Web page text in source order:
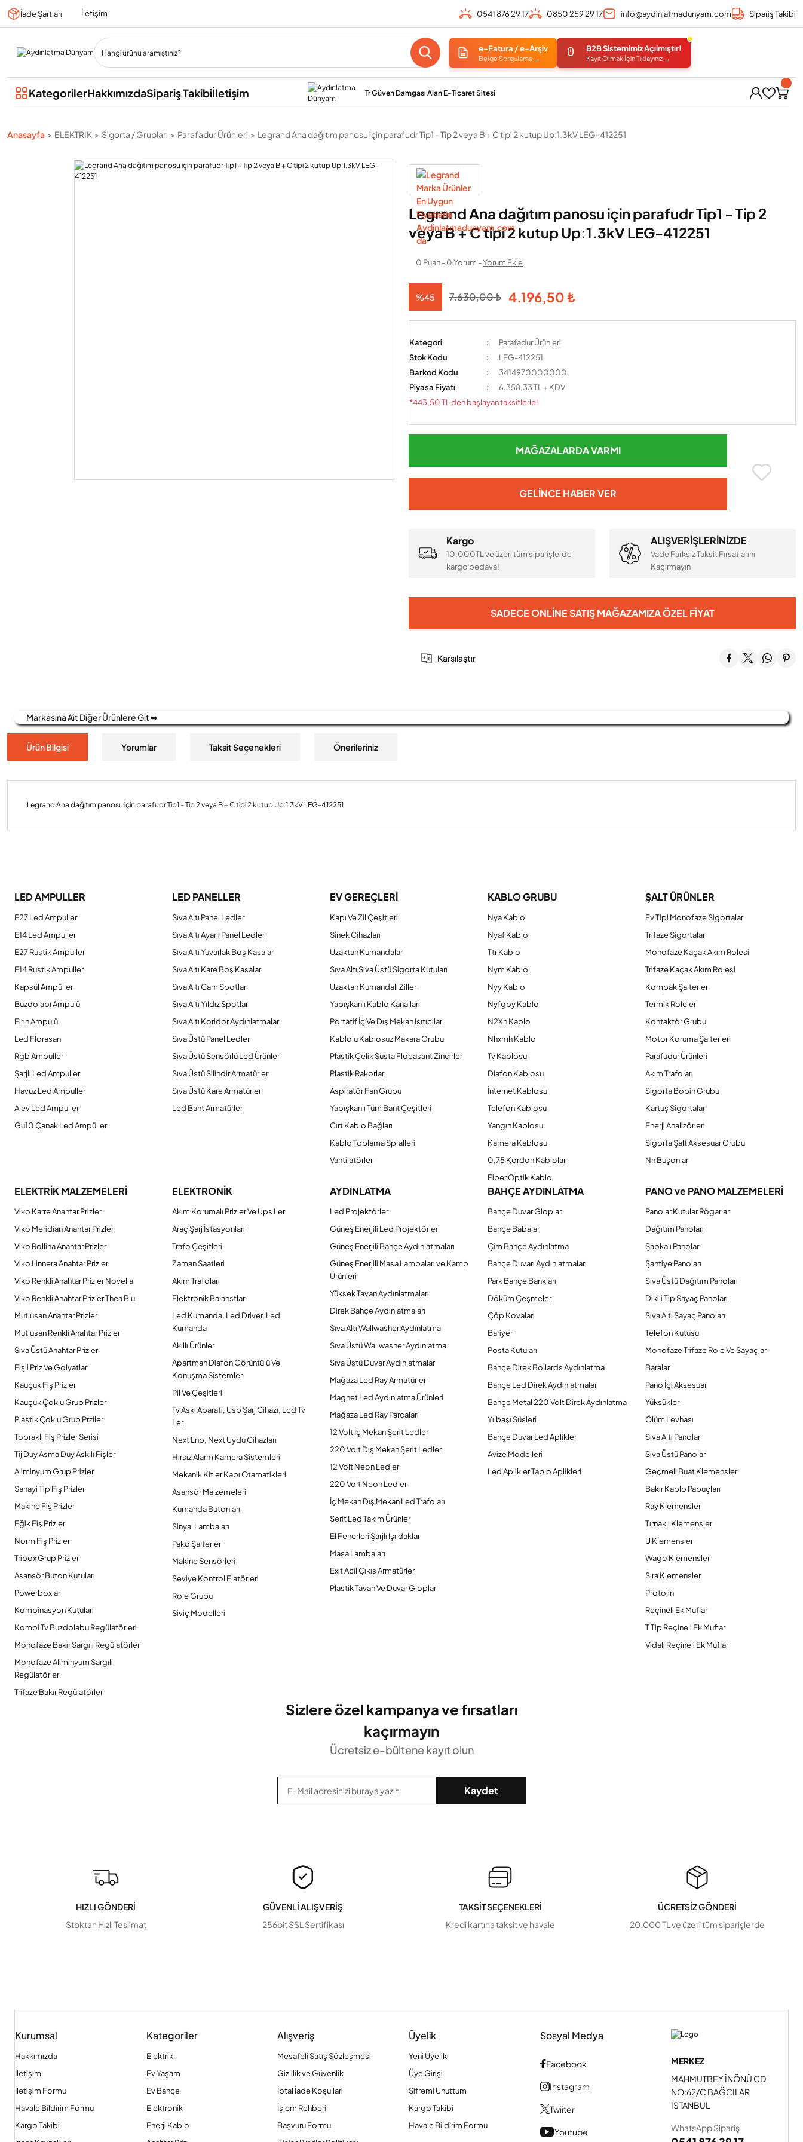
İade Şartları İletişim 0541 876 29 17 0850 259 29 17 info@aydinlatmadunyam.com Sipariş Takibi
e-Fatura / e-Arşiv
Belge Sorgulama →
B2B Sistemimiz Açılmıştır!
Kayıt Olmak İçin Tıklayınız →
KategorilerHakkımızdaSipariş Takibiİletişim Tr Güven Damgası Alan E-Ticaret Sitesi
Anasayfa ELEKTRIK Sigorta / Grupları Parafadur Ürünleri Legrand Ana dağıtım panosu için parafudr Tip1 - Tip 2 veya B + C tipi 2 kutup Up:1.3kV LEG-412251
Legrand Ana dağıtım panosu için parafudr Tip1 - Tip 2
veya B + C tipi 2 kutup Up:1.3kV LEG-412251
0 Puan - 0 Yorum -Yorum Ekle
%45 7.630,00 ₺ 4.196,50 ₺
Kategori
Parafadur Ürünleri
Stok Kodu
LEG-412251
Barkod Kodu
3414970000000
Piyasa Fiyatı
6.358,33 TL + KDV
*443,50 TL den başlayan taksitlerle!
MAĞAZALARDA VARMI
GELINCE HABER VER
Kargo
10.000TL ve üzeri tüm siparişlerde
kargo bedava!
ALIŞVERİŞLERİNİZDE
Vade Farksız Taksit Fırsatlarını
Kaçırmayın
SADECE ONLINE SATIŞ MAĞAZAMIZA ÖZEL FIYAT
Karşılaştır
Markasına Ait Diğer Ürünlere Git ➥
Ürün Bilgisi Yorumlar Taksit Seçenekleri Önerileriniz
Legrand Ana dağıtım panosu için parafudr Tip1 - Tip 2 veya B + C tipi 2 kutup Up:1.3kV LEG-412251
Bu ürüne ilk yorumu siz yapın!
Ürün resmi kalitesiz, bozuk veya görüntülenemiyor.
Ürün açıklamasında eksik bilgiler bulunuyor.
Ürün bilgilerinde hatalar bulunuyor.
Ürün fiyatı diğer sitelerden daha pahalı.
Bu ürüne benzer farklı alternatifler olmalı.
Gönder
LED AMPULLER
E27 Led Ampuller
E14 Led Ampuller
E27 Rustik Ampuller
E14 Rustik Ampuller
Kapsül Ampüller
Buzdolabı Ampulü
Fırın Ampulü
Led Florasan
Rgb Ampuller
Şarjlı Led Ampuller
Havuz Led Ampuller
Alev Led Ampuller
Gu10 Çanak Led Ampüller
LED PANELLER
Sıva Altı Panel Ledler
Sıva Altı Ayarlı Panel Ledler
Sıva Altı Yuvarlak Boş Kasalar
Sıva Altı Kare Boş Kasalar
Sıva Altı Cam Spotlar
Sıva Altı Yıldız Spotlar
Sıva Altı Koridor Aydınlatmalar
Sıva Üstü Panel Ledler
Sıva Üstü Sensörlü Led Ürünler
Sıva Üstü Silindir Armatürler
Sıva Üstü Kare Armatürler
Led Bant Armatürler
EV GEREÇLERİ
Kapı Ve Zil Çeşitleri
Sinek Cihazları
Uzaktan Kumandalar
Sıva Altı Sıva Üstü Sigorta Kutuları
Uzaktan Kumandalı Ziller
Yapışkanlı Kablo Kanalları
Portatif İç Ve Dış Mekan Isıtıcılar
Kablolu Kablosuz Makara Grubu
Plastik Çelik Susta Floeasant Zincirler
Plastik Rakorlar
Aspiratör Fan Grubu
Yapışkanlı Tüm Bant Çeşitleri
Cırt Kablo Bağları
Kablo Toplama Spralleri
Vantilatörler
KABLO GRUBU
Nya Kablo
Nyaf Kablo
Ttr Kablo
Nym Kablo
Nyy Kablo
Nyfgby Kablo
N2Xh Kablo
Nhxmh Kablo
Tv Kablosu
Diafon Kablosu
İnternet Kablosu
Telefon Kablosu
Yangın Kablosu
Kamera Kablosu
0,75 Kordon Kablolar
Fiber Optik Kablo
ŞALT ÜRÜNLER
Ev Tipi Monofaze Sigortalar
Trifaze Sigortalar
Monofaze Kaçak Akım Rolesi
Trifaze Kaçak Akım Rolesi
Kompak Şalterler
Termik Roleler
Kontaktör Grubu
Motor Koruma Şalterleri
Parafudur Ürünleri
Akım Trafoları
Sigorta Bobin Grubu
Kartuş Sigortalar
Enerji Analizörleri
Sigorta Şalt Aksesuar Grubu
Nh Buşonlar
ELEKTRİK MALZEMELERİ
Viko Karre Anahtar Prizler
Viko Meridian Anahtar Prizler
Viko Rollina Anahtar Prizler
Viko Linnera Anahtar Prizler
Viko Renkli Anahtar Prizler Novella
Viko Renkli Anahtar Prizler Thea Blu
Mutlusan Anahtar Prizler
Mutlusan Renkli Anahtar Prizler
Sıva Üstü Anahtar Prizler
Fişli Priz Ve Golyatlar
Kauçuk Fiş Prizler
Kauçuk Çoklu Grup Prizler
Plastik Çoklu Grup Prziler
Topraklı Fiş Prizler Serisi
Tij Duy Asma Duy Askılı Fişler
Aliminyum Grup Prizler
Sanayi Tip Fiş Prizler
Makine Fiş Prizler
Eğik Fiş Prizler
Norm Fiş Prizler
Tribox Grup Prizler
Asansör Buton Kutuları
Powerboxlar
Kombinasyon Kutuları
Kombi Tv Buzdolabu Regülatörleri
Monofaze Bakır Sargılı Regülatörler
Monofaze Aliminyum Sargılı
Regülatörler
Trifaze Bakır Regülatörler
ELEKTRONİK
Akım Korumalı Prizler Ve Ups Ler
Araç Şarj İstasyonları
Trafo Çeşitleri
Zaman Saatleri
Akım Trafoları
Elektronik Balanstlar
Led Kumanda, Led Driver, Led
Kumanda
Akıllı Ürünler
Apartman Diafon Görüntülü Ve
Konuşma Sistemler
Pil Ve Çeşitleri
Tv Askı Aparatı, Usb Şarj Cihazı, Lcd Tv
Ler
Next Lnb, Next Uydu Cihazları
Hırsız Alarm Kamera Sistemleri
Mekanik Kitler Kapı Otamatikleri
Asansör Malzemeleri
Kumanda Butonları
Sinyal Lambaları
Pako Şalterler
Makine Sensörleri
Seviye Kontrol Flatörleri
Role Grubu
Siviç Modelleri
AYDINLATMA
Led Projektörler
Güneş Enerjili Led Projektörler
Güneş Enerjili Bahçe Aydınlatmaları
Güneş Enerjili Masa Lambaları ve Kamp
Ürünleri
Yüksek Tavan Aydınlatmaları
Direk Bahçe Aydınlatmaları
Sıva Altı Wallwasher Aydınlatma
Sıva Üstü Wallwasher Aydınlatma
Sıva Üstü Duvar Aydınlatmalar
Mağaza Led Ray Armatürler
Magnet Led Aydınlatma Ürünleri
Mağaza Led Ray Parçaları
12 Volt İç Mekan Şerit Ledler
220 Volt Dış Mekan Şerit Ledler
12 Volt Neon Ledler
220 Volt Neon Ledler
İç Mekan Dış Mekan Led Trafoları
Şerit Led Takım Ürünler
El Fenerleri Şarjlı Işıldaklar
Masa Lambaları
Exıt Acil Çıkış Armatürler
Plastik Tavan Ve Duvar Gloplar
BAHÇE AYDINLATMA
Bahçe Duvar Gloplar
Bahçe Babalar
Çim Bahçe Aydınlatma
Bahçe Duvarı Aydınlatmalar
Park Bahçe Bankları
Döküm Çeşmeler
Çöp Kovaları
Bariyer
Posta Kutuları
Bahçe Direk Bollards Aydınlatma
Bahçe Led Direk Aydınlatmalar
Bahçe Metal 220 Volt Direk Aydınlatma
Yılbaşı Süsleri
Bahçe Duvar Led Aplikler
Avize Modelleri
Led Aplikler Tablo Aplikleri
PANO ve PANO MALZEMELERİ
Panolar Kutular Rögarlar
Dağıtım Panoları
Şapkalı Panolar
Şantiye Panoları
Sıva Üstü Dağıtım Panoları
Dikili Tip Sayaç Panoları
Sıva Altı Sayaç Panoları
Telefon Kutusu
Monofaze Trifaze Role Ve Sayaçlar
Baralar
Pano İçi Aksesuar
Yüksükler
Ölüm Levhası
Sıva Altı Panolar
Sıva Üstü Panolar
Geçmeli Buat Klemensler
Bakır Kablo Pabuçları
Ray Klemensler
Tırnaklı Klemensler
U Klemensler
Wago Klemensler
Sıra Klemensler
Protolin
Reçineli Ek Muflar
T Tip Reçineli Ek Muflar
Vidalı Reçineli Ek Muflar
Sizlere özel kampanya ve fırsatları
kaçırmayın
Ücretsiz e-bültene kayıt olun
Kaydet
HIZLI GÖNDERİ
Stoktan Hızlı Teslimat
GÜVENLİ ALIŞVERİŞ
256bit SSL Sertifikası
TAKSİT SEÇENEKLERİ
Kredi kartına taksit ve havale
ÜCRETSİZ GÖNDERİ
20.000 TL ve üzeri tüm siparişlerde
Kurumsal
Hakkımızda
İletişim
İletişim Formu
Havale Bildirim Formu
Kargo Takibi
Kategoriler
Elektrik
Ev Yaşam
Ev Bahçe
Elektronik
Enerji Kablo
Alışveriş
Mesafeli Satış Sözleşmesi
Gizlilik ve Güvenlik
İptal İade Koşullari
İşlem Rehberi
Başvuru Formu
Üyelik
Yeni Üyelik
Üye Girişi
Şifremi Unuttum
Kargo Takibi
Havale Bildirim Formu
Sosyal Medya
Facebook
Instagram
Twiiter
Youtube
MERKEZ
MAHMUTBEY İNÖNÜ CD
NO:62/C BAĞCILAR
İSTANBUL
WhatsApp Sipariş